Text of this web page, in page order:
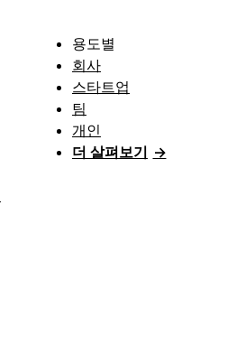
용도별
회사
스타트업
팀
개인
더 살펴보기 →